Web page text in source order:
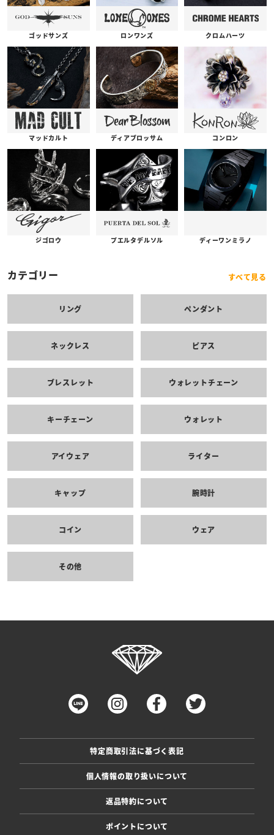
ゴッドサンズ ロンワンズ クロムハーツ
マッドカルト ディアブロッサム コンロン
ジゴロウ プエルタデルソル ディーワンミラノ
カテゴリー すべて見る
リング ペンダント
ネックレス ピアス
ブレスレット ウォレットチェーン
キーチェーン ウォレット
アイウェア ライター
キャップ 腕時計
コイン ウェア
その他
特定商取引法に基づく表記
個人情報の取り扱いについて
返品特約について
ポイントについて